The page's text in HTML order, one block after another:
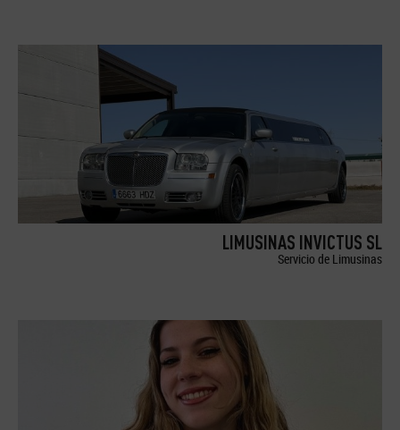
LIMUSINAS INVICTUS SL
Servicio de Limusinas